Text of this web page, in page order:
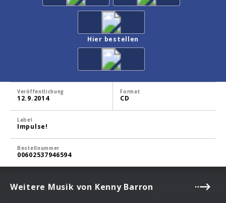
Hier bestellen
Veröffentlichung
12.9.2014
Format
CD
Label
Impulse!
Bestellnummer
00602537946594
Weitere Musik von Kenny Barron